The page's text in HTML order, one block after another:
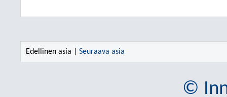
Edellinen asia | Seuraava asia
©